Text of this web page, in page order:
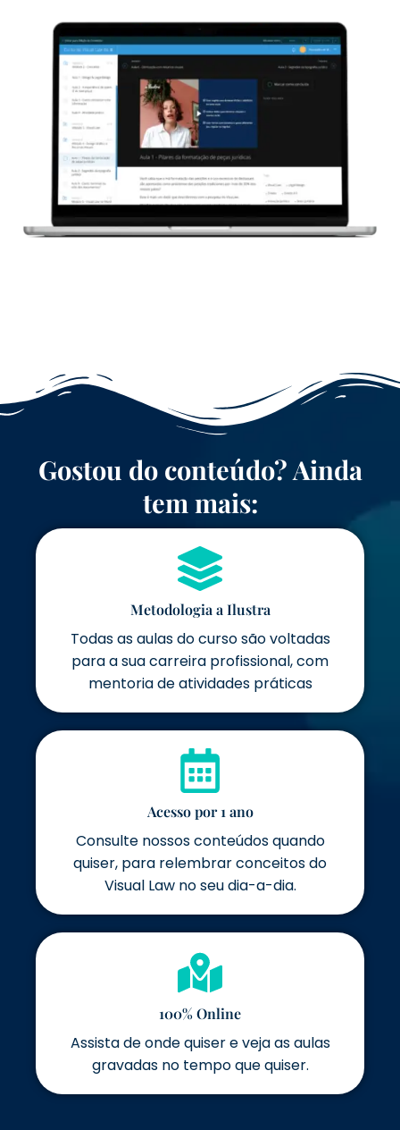
Gostou do conteúdo? Ainda
tem mais:
Metodologia a Ilustra
Todas as aulas do curso são voltadas
para a sua carreira profissional, com
mentoria de atividades práticas
Acesso por 1 ano
Consulte nossos conteúdos quando
quiser, para relembrar conceitos do
Visual Law no seu dia-a-dia.
100% Online
Assista de onde quiser e veja as aulas
gravadas no tempo que quiser.